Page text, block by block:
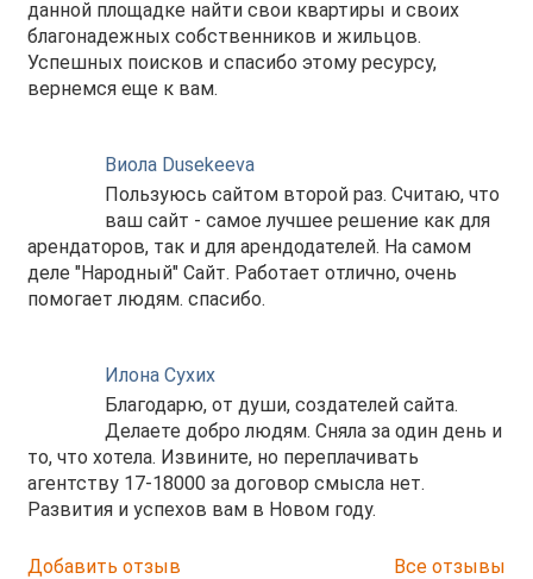
данной площадке найти свои квартиры и своих
благонадежных собственников и жильцов.
Успешных поисков и спасибо этому ресурсу,
вернемся еще к вам.
Виола Dusekeeva
Пользуюсь сайтом второй раз. Считаю, что
ваш сайт - самое лучшее решение как для
арендаторов, так и для арендодателей. На самом
деле "Народный" Сайт. Работает отлично, очень
помогает людям. спасибо.
Илона Сухих
Благодарю, от души, создателей сайта.
Делаете добро людям. Сняла за один день и
то, что хотела. Извините, но переплачивать
агентству 17-18000 за договор смысла нет.
Развития и успехов вам в Новом году.
Добавить отзыв Все отзывы